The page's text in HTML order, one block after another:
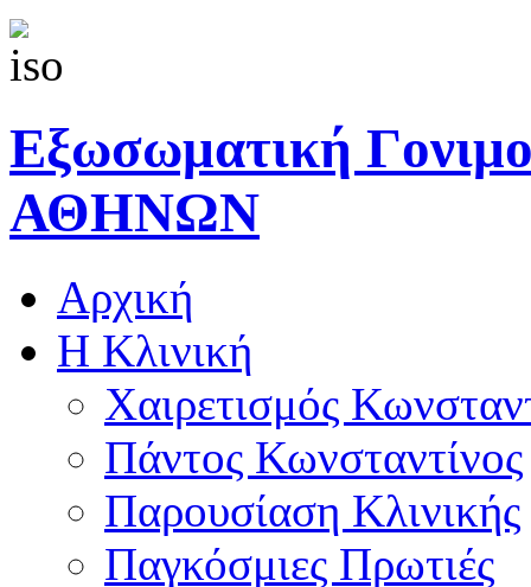
Εξωσωματική
ΑΘΗΝΩΝ
Αρχική
Η Κλινική
Χαιρετισμός
Πάντος Κωνσταντίνος
Παρουσίαση Κλινικής
Παγκόσμιες Πρωτιές